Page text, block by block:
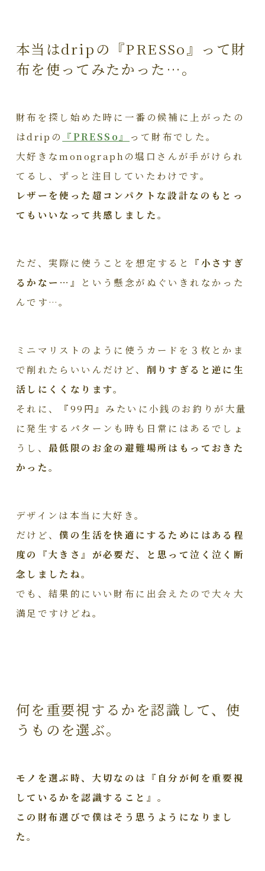
本当はdripの『PRESSo』って財
布を使ってみたかった…。
財布を探し始めた時に一番の候補に上がったの
はdripの 『PRESSo』
って財布でした。
大好きなmonographの堀口さんが手がけられ
てるし、ずっと注目していたわけです。
レザーを使った超コンパクトな設計なのもとっ
てもいいなって共感しました。
ただ、実際に使うことを想定すると
『小さすぎ
るかなー…』
という懸念がぬぐいきれなかった
んです…。
ミニマリストのように使うカードを３枚とかま
で削れたらいいんだけど、 削りすぎると逆に生
活しにくくなります。
それに、『99円』みたいに小銭のお釣りが大量
に発生するパターンも時も日常にはあるでしょ
うし、最低限のお金の避難場所はもっておきた
かった。
デザインは本当に大好き。
だけど、僕の生活を快適にするためにはある程
度の『大きさ』が必要だ、と思って泣く泣く断
念しましたね。
でも、結果的にいい財布に出会えたので大々大
満足ですけどね。
何を重要視するかを認識して、使
うものを選ぶ。
モノを選ぶ時、大切なのは『自分が何を重要視
しているかを認識すること』。
この財布選びで僕はそう思うようになりまし
た。